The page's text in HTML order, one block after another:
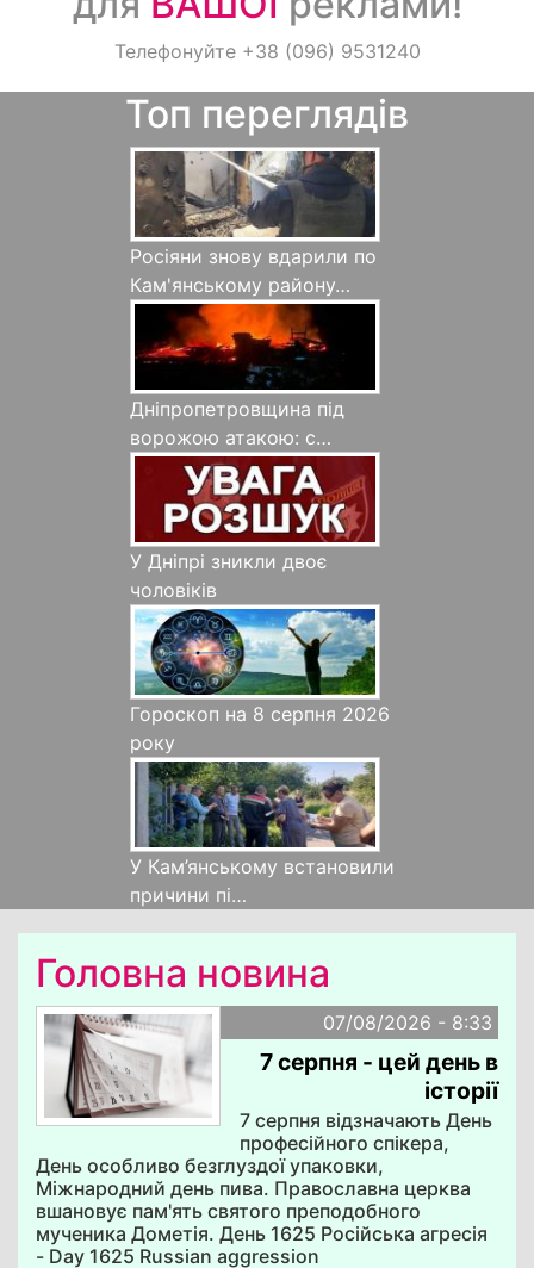
Оголошення
Світ навкруги
Телефонуйте +38 (096) 9531240
Топ переглядів
Росіяни знову вдарили по
Кам'янському району…
Дніпропетровщина під
ворожою атакою: с…
У Дніпрі зникли двоє
чоловіків
Гороскоп на 8 серпня 2026
року
У Кам’янському встановили
причини пі…
Головна новина
07/08/2026 - 8:33
7 серпня - цей день в
історії
7 серпня відзначають День
професійного спікера,
День особливо безглуздої упаковки,
Міжнародний день пива. Православна церква
вшановує пам'ять святого преподобного
мученика Дометія. День 1625 Російська агресія
- Day 1625 Russian aggression